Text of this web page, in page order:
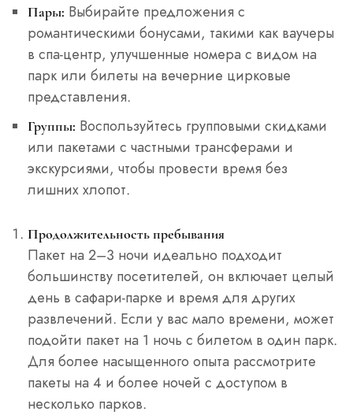
Пары: Выбирайте предложения с
романтическими бонусами, такими как ваучеры
в спа-центр, улучшенные номера с видом на
парк или билеты на вечерние цирковые
представления.
Группы: Воспользуйтесь групповыми скидками
или пакетами с частными трансферами и
экскурсиями, чтобы провести время без
лишних хлопот.
Продолжительность пребывания
Пакет на 2–3 ночи идеально подходит
большинству посетителей, он включает целый
день в сафари-парке и время для других
развлечений. Если у вас мало времени, может
подойти пакет на 1 ночь с билетом в один парк.
Для более насыщенного опыта рассмотрите
пакеты на 4 и более ночей с доступом в
несколько парков.